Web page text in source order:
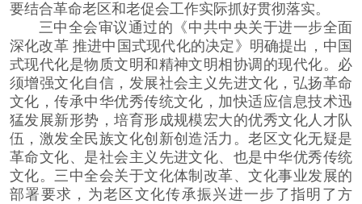
要结合革命老区和老促会工作实际抓好贯彻落实。
三中全会审议通过的《中共中央关于进一步全面
深化改革 推进中国式现代化的决定》明确提出，中国
式现代化是物质文明和精神文明相协调的现代化。必
须增强文化自信，发展社会主义先进文化，弘扬革命
文化，传承中华优秀传统文化，加快适应信息技术迅
猛发展新形势，培育形成规模宏大的优秀文化人才队
伍，激发全民族文化创新创造活力。老区文化无疑是
革命文化、是社会主义先进文化、也是中华优秀传统
文化。三中全会关于文化体制改革、文化事业发展的
部署要求，为老区文化传承振兴进一步了指明了方